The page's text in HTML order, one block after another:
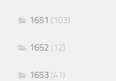
1651 (103)
1652 (12)
1653 (41)